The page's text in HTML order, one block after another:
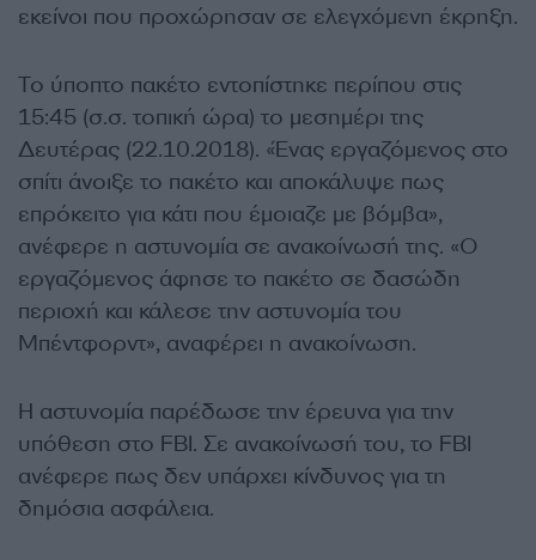
εκείνοι που προχώρησαν σε ελεγχόμενη έκρηξη.
Το ύποπτο πακέτο εντοπίστηκε περίπου στις
15:45 (σ.σ. τοπική ώρα) το μεσημέρι της
Δευτέρας (22.10.2018). «Ένας εργαζόμενος στο
σπίτι άνοιξε το πακέτο και αποκάλυψε πως
επρόκειτο για κάτι που έμοιαζε με βόμβα»,
ανέφερε η αστυνομία σε ανακοίνωσή της. «Ο
εργαζόμενος άφησε το πακέτο σε δασώδη
περιοχή και κάλεσε την αστυνομία του
Μπέντφορντ», αναφέρει η ανακοίνωση.
Η αστυνομία παρέδωσε την έρευνα για την
υπόθεση στο FBI. Σε ανακοίνωσή του, το FBI
ανέφερε πως δεν υπάρχει κίνδυνος για τη
δημόσια ασφάλεια.